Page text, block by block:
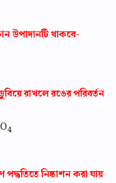
উপাদানটি থাকবে-
রাখলে রঙের পরিবর্তন
4
নিষ্কাশন করা যায়